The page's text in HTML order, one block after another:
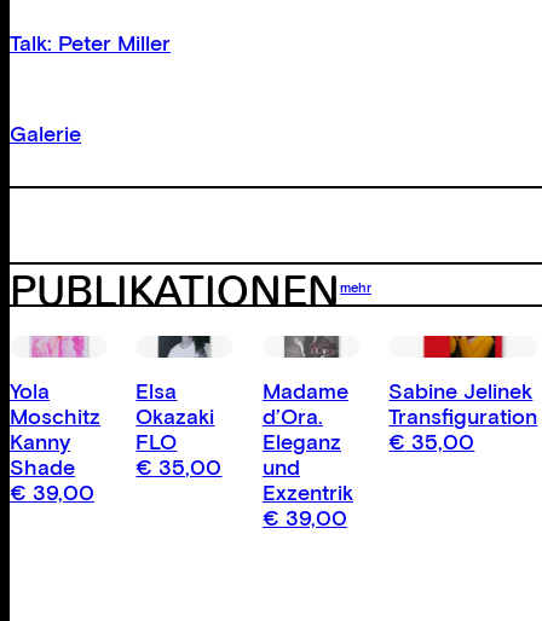
Talk: Peter Miller
Galerie
PUBLIKATIONENmehr
Yola
Moschitz
Kanny
Shade
€ 39,00
Elsa
Okazaki
FLO
€ 35,00
Madame
d’Ora.
Eleganz
und
Exzentrik
€ 39,00
Sabine Jelinek
Transfiguration
€ 35,00